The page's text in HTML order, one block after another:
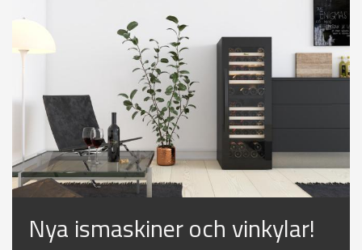
Nya ismaskiner och vinkylar!